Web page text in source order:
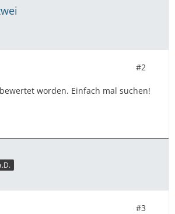
#2
worden. Einfach mal suchen!
#3